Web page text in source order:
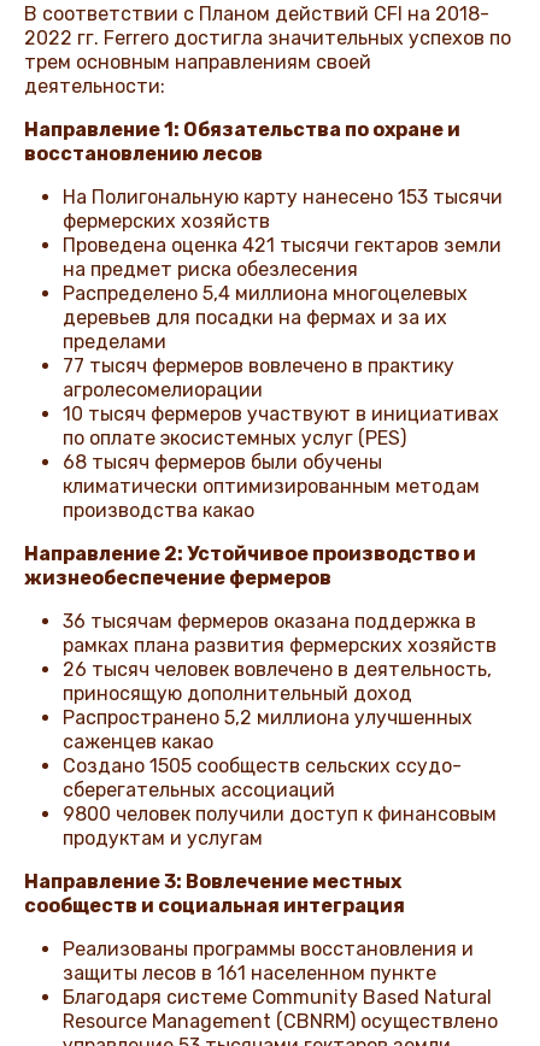
В соответствии с Планом действий CFI на 2018-
2022 гг. Ferrero достигла значительных успехов по
трем основным направлениям своей
деятельности:
Направление 1: Обязательства по охране и
восстановлению лесов
На Полигональную карту нанесено 153 тысячи
фермерских хозяйств
Проведена оценка 421 тысячи гектаров земли
на предмет риска обезлесения
Распределено 5,4 миллиона многоцелевых
деревьев для посадки на фермах и за их
пределами
77 тысяч фермеров вовлечено в практику
агролесомелиорации
10 тысяч фермеров участвуют в инициативах
по оплате экосистемных услуг (PES)
68 тысяч фермеров были обучены
климатически оптимизированным методам
производства какао
Направление 2: Устойчивое производство и
жизнеобеспечение фермеров
36 тысячам фермеров оказана поддержка в
рамках плана развития фермерских хозяйств
26 тысяч человек вовлечено в деятельность,
приносящую дополнительный доход
Распространено 5,2 миллиона улучшенных
саженцев какао
Создано 1505 сообществ сельских ссудо-
сберегательных ассоциаций
9800 человек получили доступ к финансовым
продуктам и услугам
Направление 3: Вовлечение местных
сообществ и социальная интеграция
Реализованы программы восстановления и
защиты лесов в 161 населенном пункте
Благодаря системе Community Based Natural
Resource Management (CBNRM) осуществлено